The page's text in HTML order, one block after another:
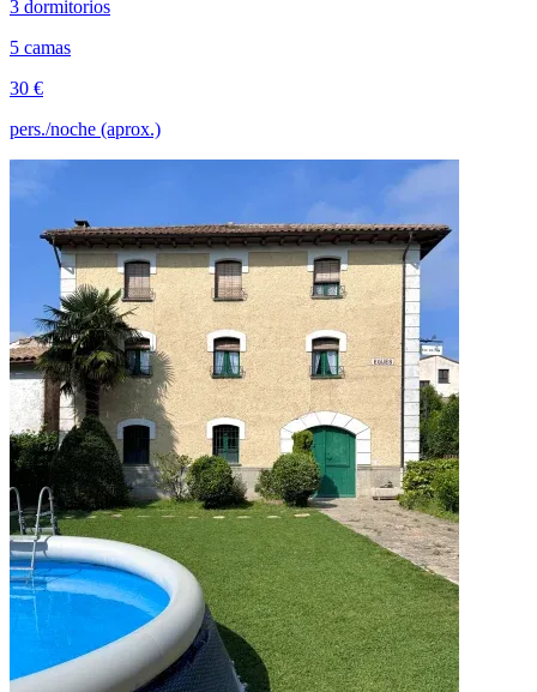
3 dormitorios
5 camas
30 €
pers./noche (aprox.)